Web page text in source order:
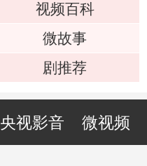
视频百科
微故事
剧推荐
央视影音 微视频